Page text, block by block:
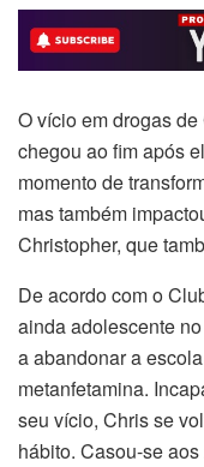
O vício em drogas
chegou ao fim após
momento de
mas também
Christopher, que
De acordo com o
ainda adolescente
a abandonar a
metanfetamina.
seu vício, Chris se
hábito. Casou-se